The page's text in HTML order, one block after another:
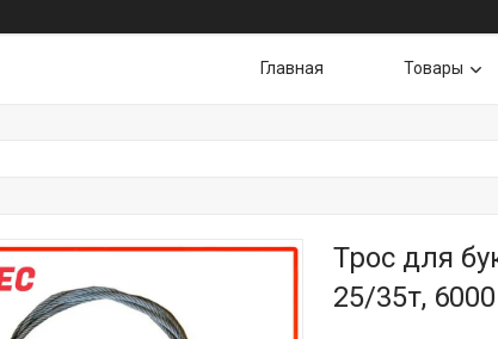
Главная Товары
Трос для
25/35т,